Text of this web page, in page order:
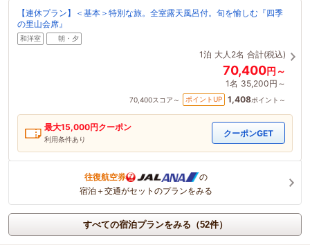
【連休プラン】＜基本＞特別な旅。全室露天風呂付。旬を愉しむ『四季
の里山会席』
和洋室 朝・夕
1泊 大人2名 合計(税込)
70,400円～
1名 35,200円～
70,400スコア～ ポイントUP 1,408ポイント～
最大15,000円クーポン
利用条件あり
クーポンGET
往復航空券
の
宿泊＋交通がセットのプランをみる
すべての宿泊プランをみる（52件）